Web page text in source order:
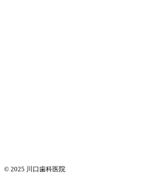
© 2025 川口歯科医院